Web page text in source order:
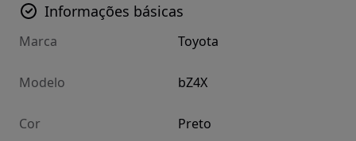
Informações básicas
Marca Toyota
Modelo bZ4X
Cor Preto